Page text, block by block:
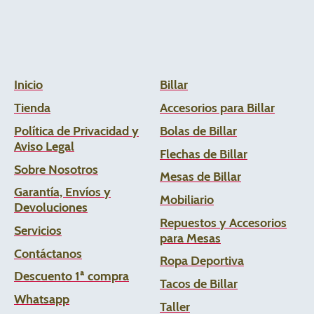
Inicio
Tienda
Política de Privacidad y
Aviso Legal
Sobre Nosotros
Garantía, Envíos y
Devoluciones
Servicios
Contáctanos
Descuento 1ª compra
Whatsapp
Billar
Accesorios para Billar
Bolas de Billar
Flechas de Billar
Mesas de Billar
Mobiliario
Repuestos y Accesorios
para Mesas
Ropa Deportiva
Tacos de Billar
Taller